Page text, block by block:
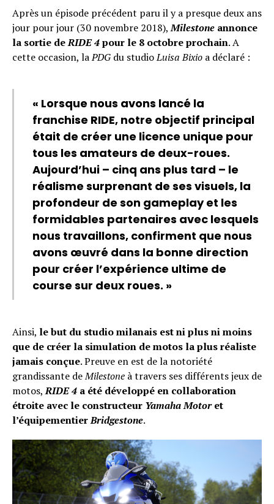
Après un épisode précédent paru il y a presque deux ans
jour pour jour (30 novembre 2018),Milestone annonce
la sortie deRIDE 4pour le 8 octobre prochain. A
cette occasion, laPDG du studioLuisa Bixio a déclaré :
« Lorsque nous avons lancé la
franchise RIDE, notre objectif principal
était de créer une licence unique pour
tous les amateurs de deux-roues.
Aujourd’hui – cinq ans plus tard – le
réalisme surprenant de ses visuels, la
profondeur de son gameplay et les
formidables partenaires avec lesquels
nous travaillons, confirment que nous
avons œuvré dans la bonne direction
pour créer l’expérience ultime de
course sur deux roues. »
Ainsi, le but du studio milanais est ni plus ni moins
que de créer la simulation de motos la plus réaliste
jamais conçue. Preuve en est de la notoriété
grandissante deMilestone à travers ses différents jeux de
motos,RIDE 4 a été développé en collaboration
étroite avec le constructeur Yamaha Motoret
l’équipementierBridgestone.
Flipboard
Reddit
Pinterest